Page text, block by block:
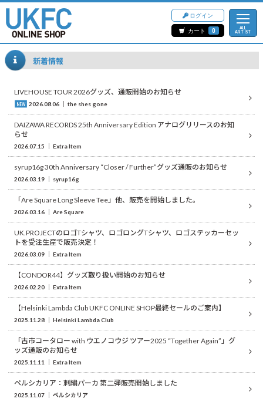
ログイン
カート
0
ALL
ARTIST
新着情報
LIVEHOUSE TOUR 2026グッズ、通販開始のお知らせ
NEW 2026.08.06 the shes gone
DAIZAWA RECORDS 25th Anniversary Edition アナログリリースのお知
らせ
2026.07.15 Extra Item
syrup16g 30th Anniversary “Closer / Further”グッズ通販のお知らせ
2026.03.19 syrup16g
「Are Square Long Sleeve Tee」他、販売を開始しました。
2026.03.16 Are Square
UK.PROJECTのロゴTシャツ、ロゴロングTシャツ、ロゴステッカーセッ
トを受注生産で販売決定！
2026.03.09 Extra Item
【CONDOR44】グッズ取り扱い開始のお知らせ
2026.02.20 Extra Item
【Helsinki Lambda Club UKFC ONLINE SHOP最終セールのご案内】
2025.11.28 Helsinki Lambda Club
「古市コータロー with ウエノコウジ ツアー2025 “Together Again”」グ
ッズ通販のお知らせ
2025.11.11 Extra Item
ペルシカリア：刺繍パーカ 第二弾販売開始しました
2025.11.07 ペルシカリア